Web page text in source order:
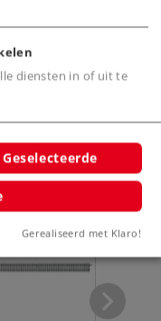
diensten in of uit te
Geselecteerde
Gerealiseerd met Klaro!